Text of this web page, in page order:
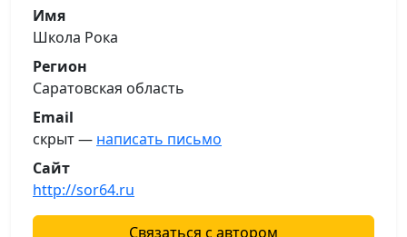
Имя
Школа Рока
Регион
Саратовская область
Email
скрыт — написать письмо
Сайт
http://sor64.ru
Связаться с автором